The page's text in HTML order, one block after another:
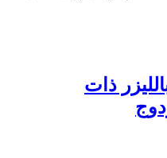
ذات